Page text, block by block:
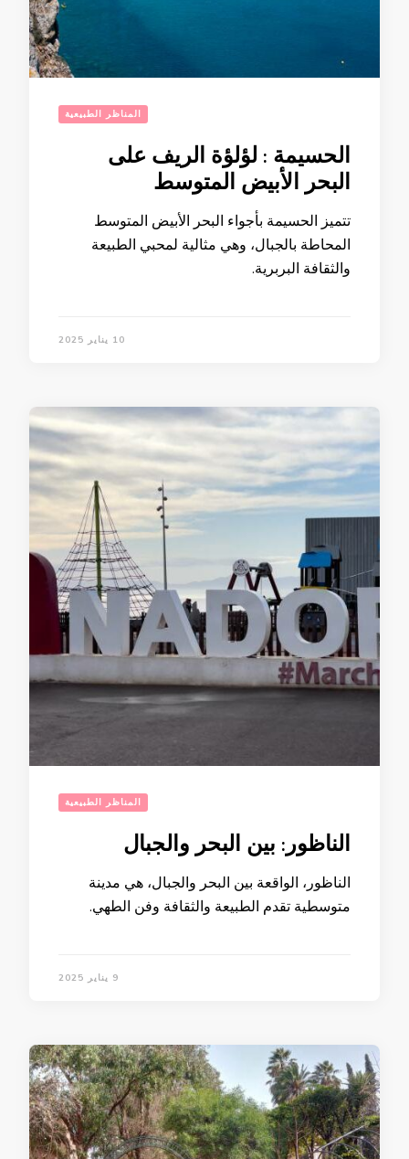
المناظر الطبيعية
الحسيمة : لؤلؤة الريف على
البحر الأبيض المتوسط
تتميز الحسيمة بأجواء البحر الأبيض المتوسط
المحاطة بالجبال، وهي مثالية لمحبي الطبيعة
والثقافة البربرية.
10 يناير 2025
المناظر الطبيعية
الناظور: بين البحر والجبال
الناظور، الواقعة بين البحر والجبال، هي مدينة
متوسطية تقدم الطبيعة والثقافة وفن الطهي.
9 يناير 2025